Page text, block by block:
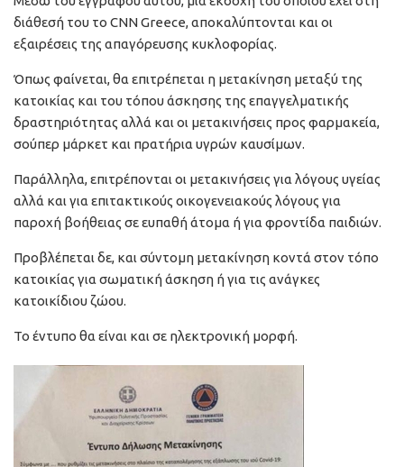
διάθεσή του το CNN Greece, αποκαλύπτονται και οι
εξαιρέσεις της απαγόρευσης κυκλοφορίας.
Όπως φαίνεται, θα επιτρέπεται η μετακίνηση μεταξύ της
κατοικίας και του τόπου άσκησης της επαγγελματικής
δραστηριότητας αλλά και οι μετακινήσεις προς φαρμακεία,
σούπερ μάρκετ και πρατήρια υγρών καυσίμων.
Παράλληλα, επιτρέπονται οι μετακινήσεις για λόγους υγείας
αλλά και για επιτακτικούς οικογενειακούς λόγους για
παροχή βοήθειας σε ευπαθή άτομα ή για φροντίδα παιδιών.
Προβλέπεται δε, και σύντομη μετακίνηση κοντά στον τόπο
κατοικίας για σωματική άσκηση ή για τις ανάγκες
κατοικίδιου ζώου.
Το έντυπο θα είναι και σε ηλεκτρονική μορφή.